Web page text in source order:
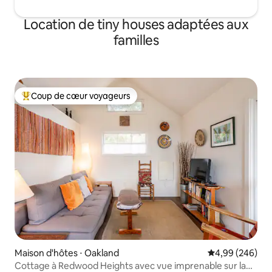
Location de tiny houses adaptées aux
familles
Coups de cœur voyageurs les plus appréciés
Coup de cœur voyageurs
Maison d'hôtes ⋅ Oakland Évaluation
4,99 (246)
Cottage à Redwood Heights avec vue imprenable sur la